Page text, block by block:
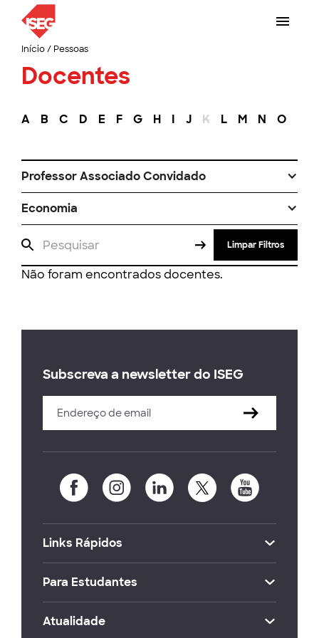
Início/ Pessoas
Docentes
A B C D E F G H I J K L M N O
Professor Associado Convidado
Economia
Limpar Filtros
Não foram encontrados docentes.
Subscreva a newsletter do ISEG
Links Rápidos
Para Estudantes
Atualidade